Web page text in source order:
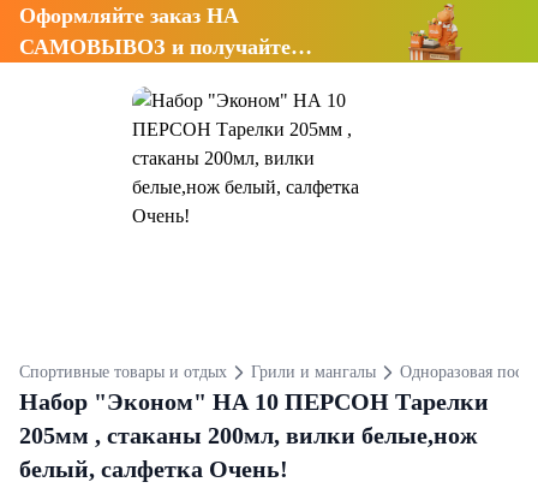
Оформляйте заказ НА
САМОВЫВОЗ и получайте
Спортивные товары и отдых Грили и мангалы Одноразовая
Набор "Эконом" НА 10 ПЕРСОН Тарелки
205мм , стаканы 200мл, вилки белые,нож
белый, салфетка Очень!